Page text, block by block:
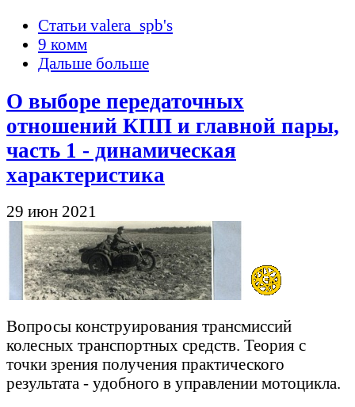
Статьи valera_spb's
9 комм
Дальше больше
О выборе передаточных
отношений КПП и главной пары,
часть 1 - динамическая
характеристика
29 июн 2021
Вопросы конструирования трансмиссий
колесных транспортных средств. Теория с
точки зрения получения практического
результата - удобного в управлении мотоцикла.